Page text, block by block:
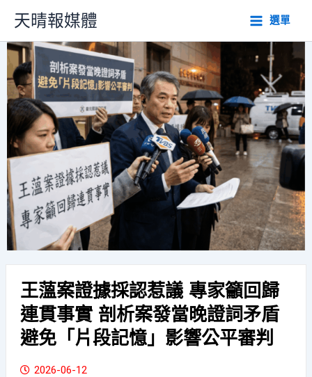
主
內
天晴報媒體 選單
王薀案證據採認惹議 專家籲回歸
連貫事實 剖析案發當晚證詞矛盾
避免「片段記憶」影響公平審判
2026-06-12